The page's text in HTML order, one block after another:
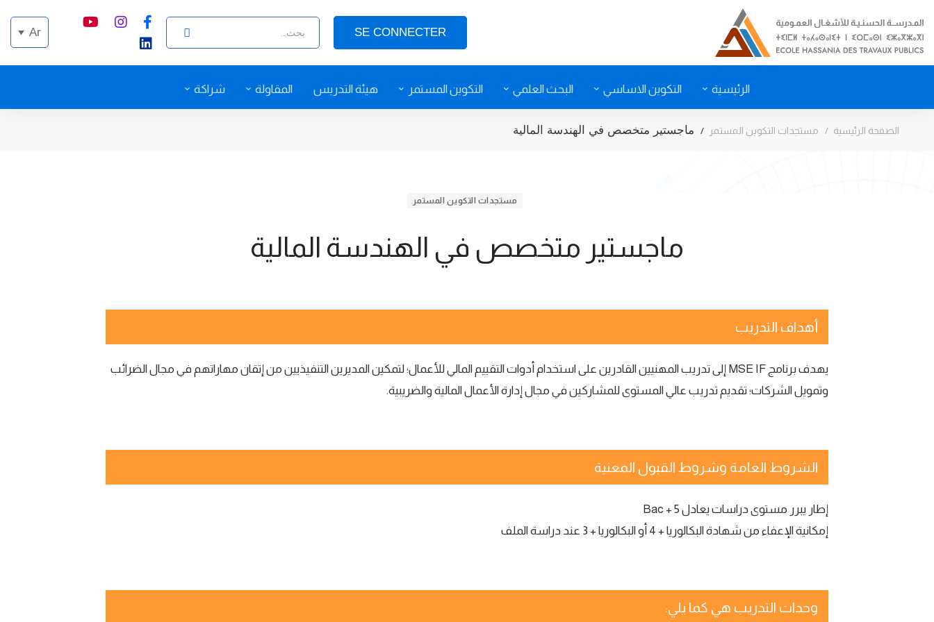
SE CONNECTER
Ar
الرئيسية التكوين الاساسي البحث العلمي التكوين المستمر هيئة التدريس المقاولة شراكة
الصفحة الرئيسية مستجدات التكوين المستمر ماجستير متخصص في الهندسة المالية
مستجدات التكوين المستمر
ماجستير متخصص في الهندسة المالية
أهداف التدريب
يهدف برنامج MSE IF إلى تدريب المهنيين القادرين على استخدام أدوات التقييم المالي للأعمال؛ لتمكين المديرين التنفيذيين من إتقان مهاراتهم في مجال الضرائب
وتمويل الشركات؛ تقديم تدريب عالي المستوى للمشاركين في مجال إدارة الأعمال المالية والضريبية.
الشروط العامة وشروط القبول المعنية
إطار يبرر مستوى دراسات يعادل Bac + 5
إمكانية الإعفاء من شهادة البكالوريا + 4 أو البكالوريا + 3 عند دراسة الملف
وحدات التدريب هي كما يلي: